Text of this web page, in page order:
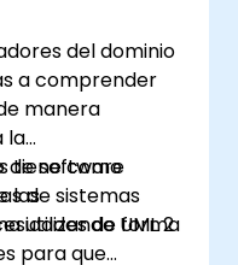
del dominio
a comprender
manera
la
de software
las
utilizando UML 2
tiene como
de sistemas
de forma
para que